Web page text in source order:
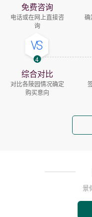
免费咨询
电话或在网上直接咨
询
确
4
综合对比
对比各陵园情况确定
购买意向
景